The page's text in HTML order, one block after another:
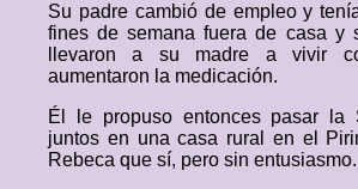
Su padre cambió de empleo y
fines de semana fuera de casa y
llevaron a su madre a vivir
aumentaron la medicación.
Él le propuso entonces pasar la
juntos en una casa rural en el
Rebeca que sí, pero sin entusiasmo.